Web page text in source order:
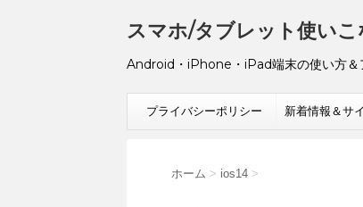
スマホ/タブレット使いこ
Android・iPhone・iPad端末の使い方＆
プライバシーポリシー 新着情報＆サ
ホーム > ios14 >